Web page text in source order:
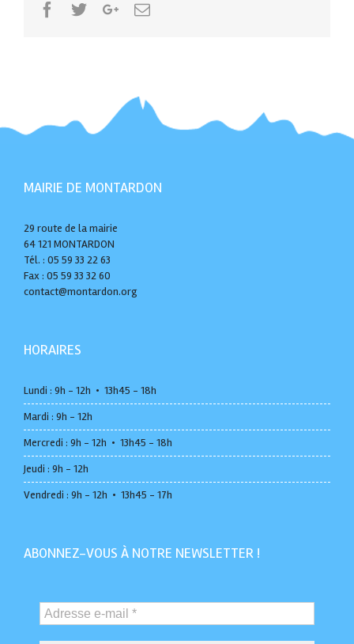
Facebook
TwitterGoogle+Email
MAIRIE DE MONTARDON
29 route de la mairie
64 121 MONTARDON
Tél. : 05 59 33 22 63
Fax : 05 59 33 32 60
contact@montardon.org
HORAIRES
Lundi : 9h - 12h • 13h45 - 18h
Mardi : 9h - 12h
Mercredi : 9h - 12h • 13h45 - 18h
Jeudi : 9h - 12h
Vendredi : 9h - 12h • 13h45 - 17h
ABONNEZ-VOUS À NOTRE NEWSLETTER !